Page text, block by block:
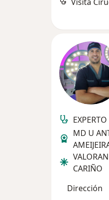
MD U
CARIÑO
Dirección